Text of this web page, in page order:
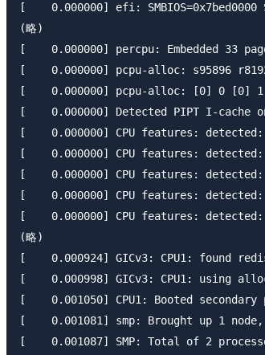
[    0.000000] efi: SMBIOS=0x7bed0000
(略)
[    0.000000] percpu: Embedded 33
[    0.000000] pcpu-alloc: s95896
[    0.000000] pcpu-alloc: [0] 0 [0] 1
[    0.000000] Detected PIPT I-cache on
[    0.000000] CPU features:
[    0.000000] CPU features: detected:
[    0.000000] CPU features: detected:
[    0.000000] CPU features:
[    0.000000] CPU features: detected:
(略)
[    0.000924] GICv3: CPU1: found
[    0.000998] GICv3: CPU1: using
[    0.001050] CPU1: Booted secondary
[    0.001081] smp: Brought up 1 node,
[    0.001087] SMP: Total of 2